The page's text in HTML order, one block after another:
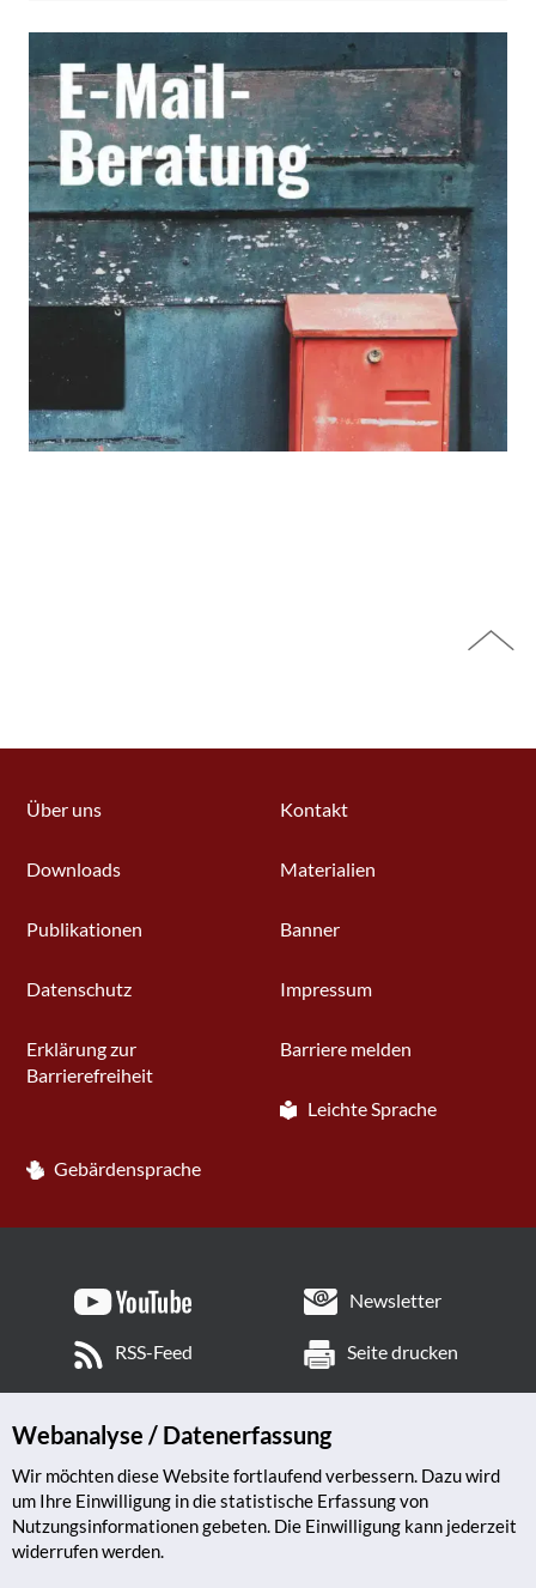
Über uns Kontakt
Downloads Materialien
Publikationen Banner
Datenschutz Impressum
Erklärung zur
Barrierefreiheit
Barriere melden
Leichte Sprache
Gebärdensprache
Newsletter
RSS-Feed Seite drucken
Webanalyse / Datenerfassung
Wir möchten diese Website fortlaufend verbessern. Dazu wird
um Ihre Einwilligung in die statistische Erfassung von
Nutzungsinformationen gebeten. Die Einwilligung kann jederzeit
widerrufen werden.